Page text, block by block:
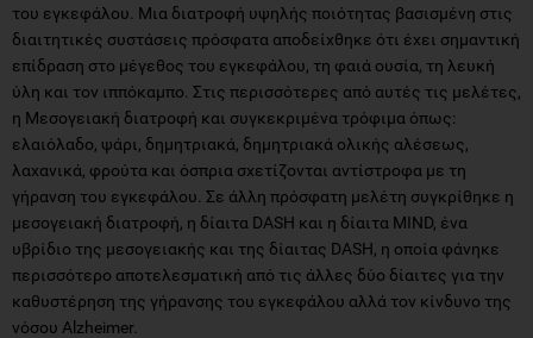
του εγκεφάλου. Μια διατροφή υψηλής ποιότητας βασισμένη στις
διαιτητικές συστάσεις πρόσφατα αποδείχθηκε ότι έχει σημαντική
επίδραση στο μέγεθος του εγκεφάλου, τη φαιά ουσία, τη λευκή
ύλη και τον ιππόκαμπο. Στις περισσότερες από αυτές τις μελέτες,
η Μεσογειακή διατροφή και συγκεκριμένα τρόφιμα όπως:
ελαιόλαδο, ψάρι, δημητριακά, δημητριακά ολικής αλέσεως,
λαχανικά, φρούτα και όσπρια σχετίζονται αντίστροφα με τη
γήρανση του εγκεφάλου. Σε άλλη πρόσφατη μελέτη συγκρίθηκε η
μεσογειακή διατροφή, η δίαιτα DASH και η δίαιτα MIND, ένα
υβρίδιο της μεσογειακής και της δίαιτας DASH, η οποία φάνηκε
περισσότερο αποτελεσματική από τις άλλες δύο δίαιτες για την
καθυστέρηση της γήρανσης του εγκεφάλου αλλά τον κίνδυνο της
νόσου Alzheimer.